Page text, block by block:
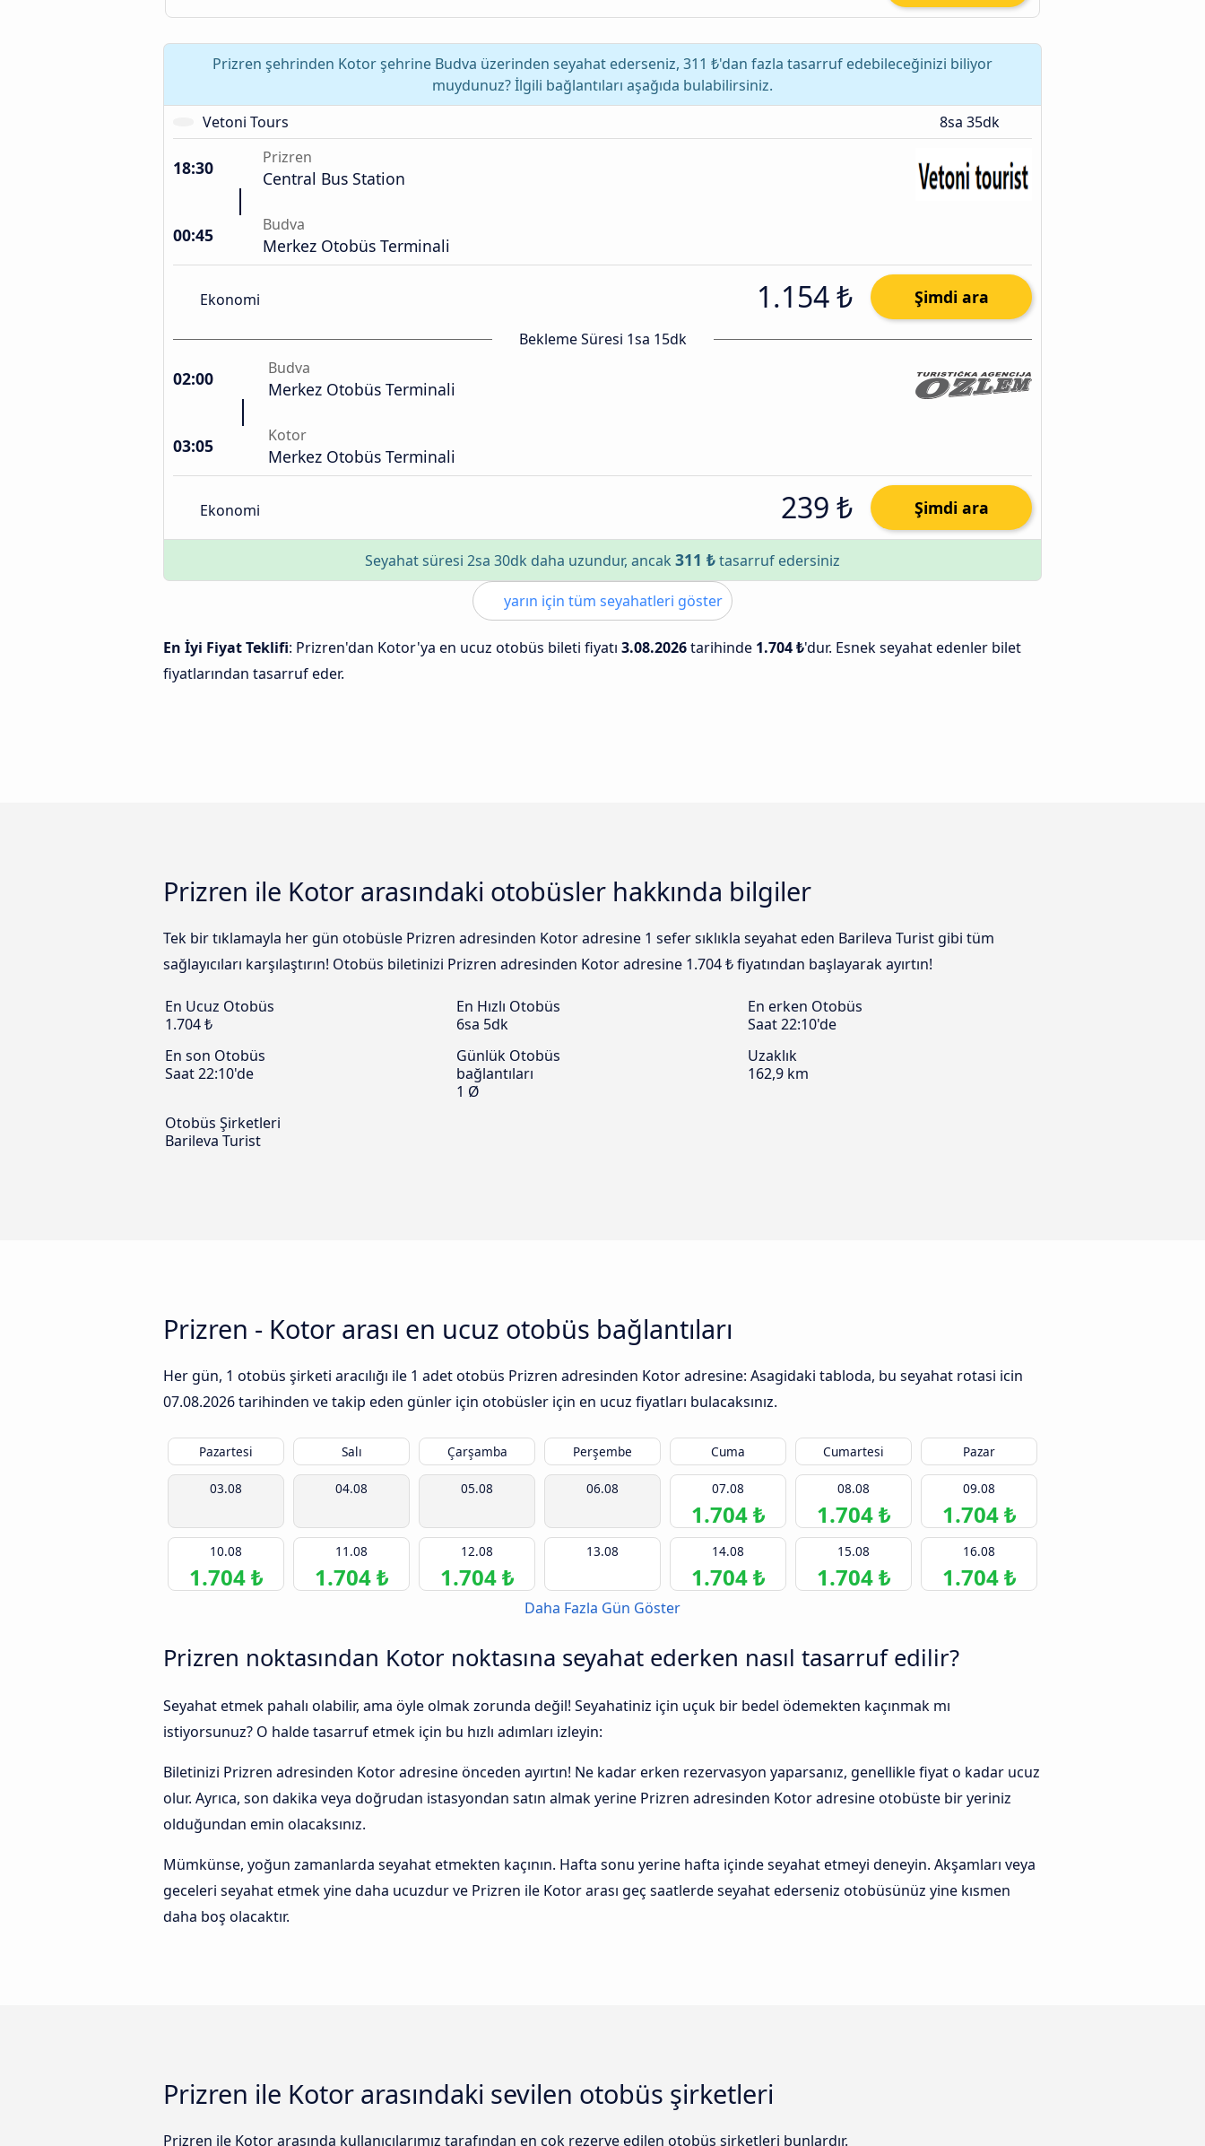
Prizren şehrinden Kotor şehrine Budva üzerinden seyahat ederseniz, 311 ₺'dan fazla tasarruf edebileceğinizi biliyor
muydunuz? İlgili bağlantıları aşağıda bulabilirsiniz.
Vetoni Tours
8sa 35dk
18:30 Prizren
Central Bus Station
00:45 Budva
Merkez Otobüs Terminali
Ekonomi 1.154 ₺ Şimdi ara
Bekleme Süresi 1sa 15dk
02:00 Budva
Merkez Otobüs Terminali
03:05 Kotor
Merkez Otobüs Terminali
Ekonomi 239 ₺ Şimdi ara
Seyahat süresi 2sa 30dk daha uzundur, ancak 311 ₺tasarruf edersiniz
yarın için tüm seyahatleri göster
En İyi Fiyat Teklifi: Prizren'dan Kotor'ya en ucuz otobüs bileti fiyatı 3.08.2026tarihinde 1.704 ₺'dur. Esnek seyahat edenler bilet
fiyatlarından tasarruf eder.
Prizren ile Kotor arasındaki otobüsler hakkında bilgiler
Tek bir tıklamayla her gün otobüsle Prizren adresinden Kotor adresine 1 sefer sıklıkla seyahat eden Barileva Turist gibi tüm
sağlayıcıları karşılaştırın! Otobüs biletinizi Prizren adresinden Kotor adresine 1.704 ₺ fiyatından başlayarak ayırtın!
En Ucuz Otobüs
1.704 ₺
En Hızlı Otobüs
6sa 5dk
En erken Otobüs
Saat 22:10'de
En son Otobüs
Saat 22:10'de
Günlük Otobüs
bağlantıları
1 Ø
Uzaklık
162,9 km
Otobüs Şirketleri
Barileva Turist
Prizren - Kotor arası en ucuz otobüs bağlantıları
Her gün, 1 otobüs şirketi aracılığı ile 1 adet otobüs Prizren adresinden Kotor adresine: Asagidaki tabloda, bu seyahat rotasi icin
07.08.2026tarihinden ve takip eden günler için otobüsler için en ucuz fiyatları bulacaksınız.
Pazartesi Salı Çarşamba Perşembe Cuma Cumartesi Pazar
03.08 04.08 05.08 06.08 07.08
1.704 ₺
08.08
1.704 ₺
09.08
1.704 ₺
10.08
1.704 ₺
11.08
1.704 ₺
12.08
1.704 ₺
13.08 14.08
1.704 ₺
15.08
1.704 ₺
16.08
1.704 ₺
Daha Fazla Gün Göster
Prizren noktasından Kotor noktasına seyahat ederken nasıl tasarruf edilir?
Seyahat etmek pahalı olabilir, ama öyle olmak zorunda değil! Seyahatiniz için uçuk bir bedel ödemekten kaçınmak mı
istiyorsunuz? O halde tasarruf etmek için bu hızlı adımları izleyin:
Biletinizi Prizren adresinden Kotor adresine önceden ayırtın! Ne kadar erken rezervasyon yaparsanız, genellikle fiyat o kadar ucuz
olur. Ayrıca, son dakika veya doğrudan istasyondan satın almak yerine Prizren adresinden Kotor adresine otobüste bir yeriniz
olduğundan emin olacaksınız.
Mümkünse, yoğun zamanlarda seyahat etmekten kaçının. Hafta sonu yerine hafta içinde seyahat etmeyi deneyin. Akşamları veya
geceleri seyahat etmek yine daha ucuzdur ve Prizren ile Kotor arası geç saatlerde seyahat ederseniz otobüsünüz yine kısmen
daha boş olacaktır.
Prizren ile Kotor arasındaki sevilen otobüs şirketleri
Prizren ile Kotor arasında kullanıcılarımız tarafından en çok rezerve edilen otobüs şirketleri bunlardır.